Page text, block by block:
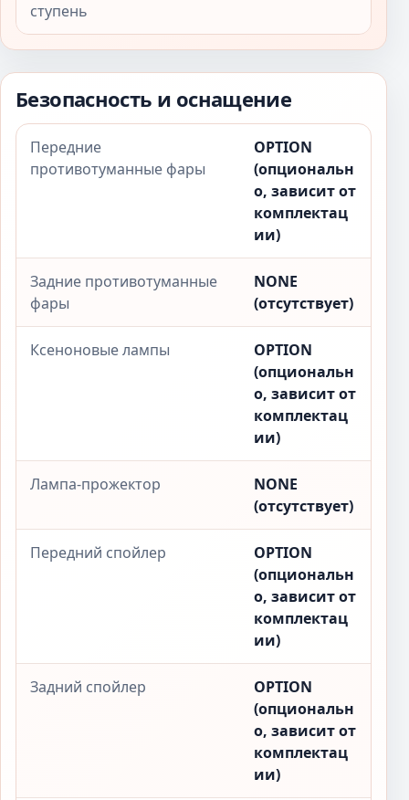
ступень
Безопасность и оснащение
Передние
противотуманные фары
OPTION
(опциональн
о, зависит от
комплектац
ии)
Задние противотуманные
фары
NONE
(отсутствует)
Ксеноновые лампы
OPTION
(опциональн
о, зависит от
комплектац
ии)
Лампа-прожектор
NONE
(отсутствует)
Передний спойлер
OPTION
(опциональн
о, зависит от
комплектац
ии)
Задний спойлер
OPTION
(опциональн
о, зависит от
комплектац
ии)